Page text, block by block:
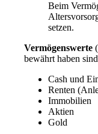
Beim
setzen.
Vermögenswerte
bewährt haben
Cash und
Renten
Immobilien
Aktien
Gold